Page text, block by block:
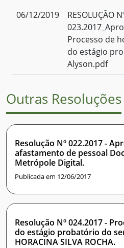
06/12/2019
RESOLUÇÃO
Processo de
do estágio
Alyson.pdf
Outras Resoluções
Resolução Nº 022.2017 -
afastamento de pessoal
Metrópole Digital.
Publicada em 12/06/2017
Resolução Nº 024.2017 -
do estágio probatório do
HORACINA SILVA ROCHA.